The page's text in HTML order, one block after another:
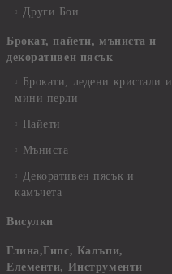
Други Бои
Брокат, пайети, мъниста и
декоративен пясък
Брокати, ледени кристали и
мини перли
Пайети
Мъниста
Декоративен пясък и
камъчета
Висулки
Глина,Гипс, Калъпи,
Елементи, Инструменти